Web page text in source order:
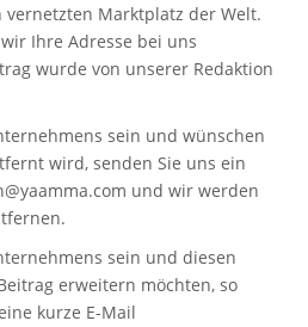
Marktplatz der Welt.
Ihre Adresse bei uns
wurde von unserer Redaktion
sein und wünschen
wird, senden Sie uns ein
und wir werden
sein und diesen
erweitern möchten, so
kurze E-Mail